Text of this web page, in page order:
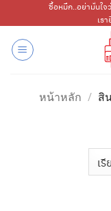
ไป
เนื้อหา
ซื้อหมึก..อย่ามั่นใจ
เร
หน้าหลัก / สิ